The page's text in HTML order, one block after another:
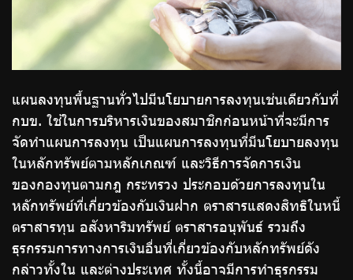
แผนลงทุนพื้นฐานทั่วไปมีนโยบายการลงทุนเช่นเดียวกับที่
กบข. ใช้ในการบริหารเงินของสมาชิกก่อนหน้าที่จะมีการ
จัดทำแผนการลงทุน เป็นแผนการลงทุนที่มีนโยบายลงทุน
ในหลักทรัพย์ตามหลักเกณฑ์ และวิธีการจัดการเงิน
ของกองทุนตามกฎ กระทรวง ประกอบด้วยการลงทุนใน
หลักทรัพย์ที่เกี่ยวข้องกับเงินฝาก ตราสารแสดงสิทธิในหนี้
ตราสารทุน อสังหาริมทรัพย์ ตราสารอนุพันธ์ รวมถึง
ธุรกรรมการทางการเงินอื่นที่เกี่ยวข้องกับหลักทรัพย์ดัง
กล่าวทั้งใน และต่างประเทศ ทั้งนี้อาจมีการทำธุรกรรม